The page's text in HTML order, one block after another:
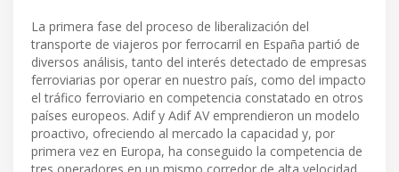
La primera fase del proceso de liberalización del
transporte de viajeros por ferrocarril en España partió de
diversos análisis, tanto del interés detectado de empresas
ferroviarias por operar en nuestro país, como del impacto
el tráfico ferroviario en competencia constatado en otros
países europeos. Adif y Adif AV emprendieron un modelo
proactivo, ofreciendo al mercado la capacidad y, por
primera vez en Europa, ha conseguido la competencia de